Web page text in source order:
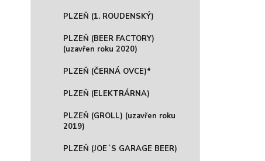
PLZEŇ (1. ROUDENSKÝ)
PLZEŇ (BEER FACTORY)
(uzavřen roku 2020)
PLZEŇ (ČERNÁ OVCE)*
PLZEŇ (ELEKTRÁRNA)
PLZEŇ (GROLL) (uzavřen roku
2019)
PLZEŇ (JOE´S GARAGE BEER)